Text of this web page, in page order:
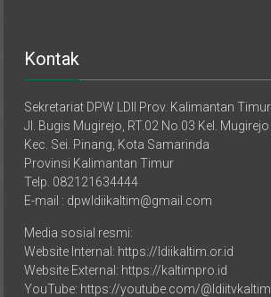
Jl. Bugis Mugirejo, RT.02 No.03 Kel. Mugirejo
Kec. Sei. Pinang, Kota Samarinda
Provinsi Kalimantan Timur
Telp. 082121634444
E-mail : dpwldiikaltim@gmail.com
Website Internal: https://ldiikaltim.or.id
Website External: https://kaltimpro.id
YouTube: https://youtube.com/@ldiitvkaltim
Facebook: https://www.facebook.com/